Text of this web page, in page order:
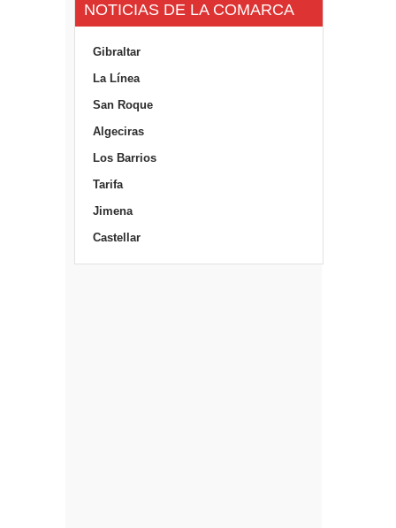
NOTICIAS DE LA COMARCA
Gibraltar
La Línea
San Roque
Algeciras
Los Barrios
Tarifa
Jimena
Castellar